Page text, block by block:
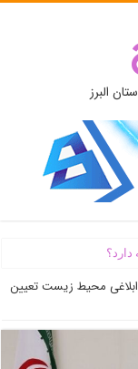
البرز
محیط زیست تعیین